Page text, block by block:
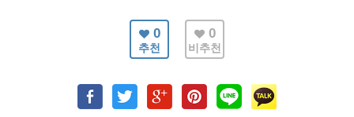
0
추천
0
비추천